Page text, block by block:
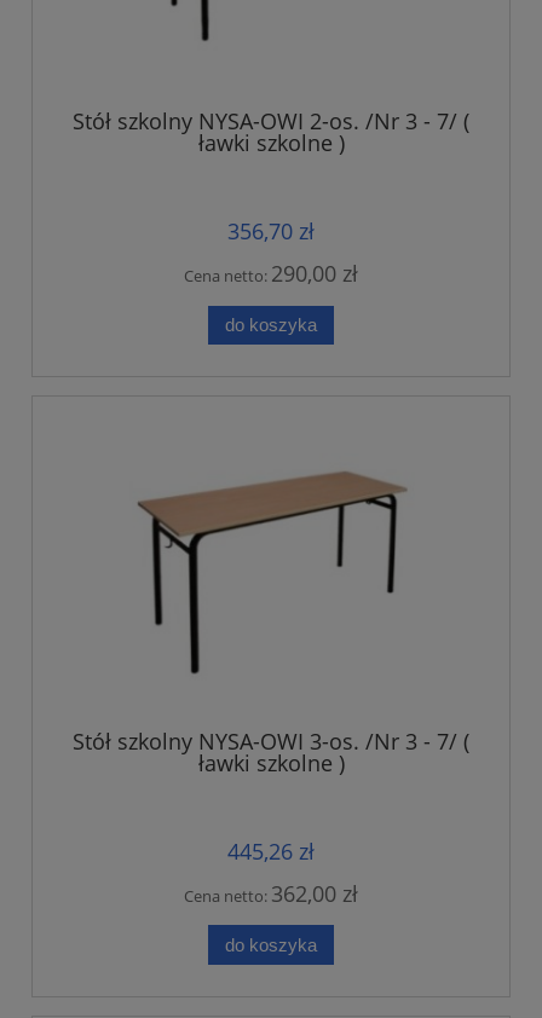
Stół szkolny NYSA-OWI 2-os. /Nr 3 - 7/ (
ławki szkolne )
356,70 zł
Cena netto: 290,00 zł
do koszyka
Stół szkolny NYSA-OWI 3-os. /Nr 3 - 7/ (
ławki szkolne )
445,26 zł
Cena netto: 362,00 zł
do koszyka